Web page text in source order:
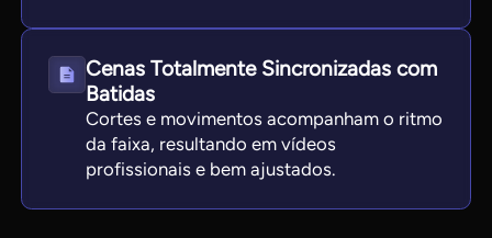
Cenas Totalmente Sincronizadas com
Batidas
Cortes e movimentos acompanham o ritmo
da faixa, resultando em vídeos
profissionais e bem ajustados.